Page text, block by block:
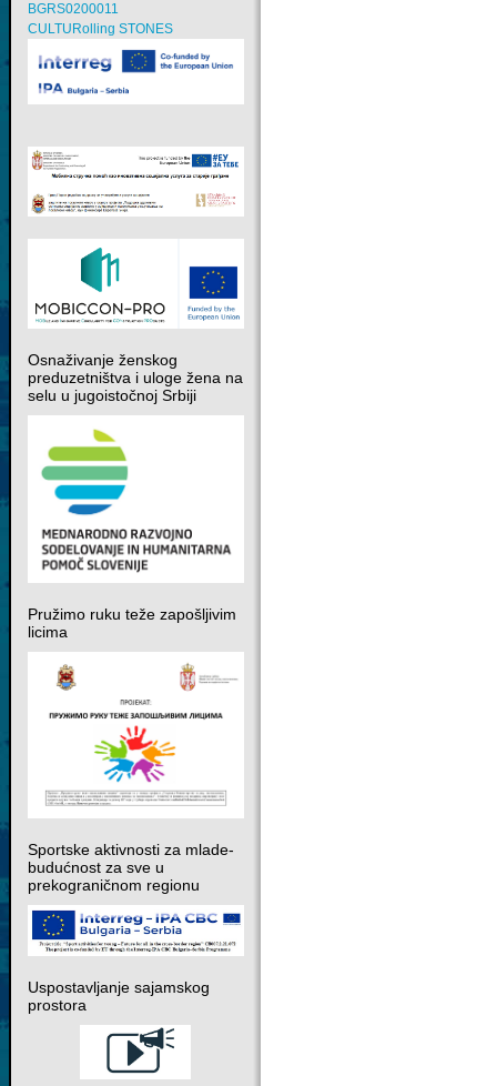
BGRS0200011
CULTURolling STONES
Osnaživanje ženskog
preduzetništva i uloge žena na
selu u jugoistočnoj Srbiji
Pružimo ruku teže zapošljivim
licima
Sportske aktivnosti za mlade-
budućnost za sve u
prekograničnom regionu
Uspostavljanje sajamskog
prostora